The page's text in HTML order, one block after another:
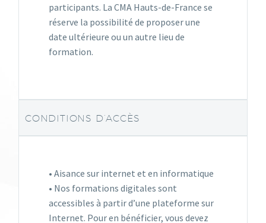
participants. La CMA Hauts-de-France se
réserve la possibilité de proposer une
date ultérieure ou un autre lieu de
formation.
CONDITIONS D’ACCÈS
• Aisance sur internet et en informatique
• Nos formations digitales sont
accessibles à partir d’une plateforme sur
Internet. Pour en bénéficier, vous devez